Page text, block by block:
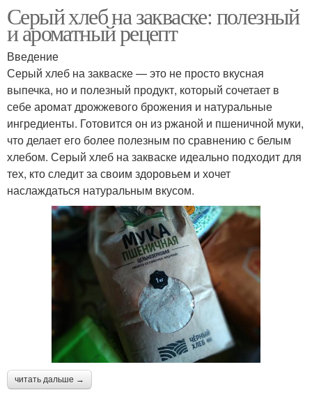
Серый хлеб на закваске: полезный
и ароматный рецепт
Введение
Серый хлеб на закваске — это не просто вкусная
выпечка, но и полезный продукт, который сочетает в
себе аромат дрожжевого брожения и натуральные
ингредиенты. Готовится он из ржаной и пшеничной муки,
что делает его более полезным по сравнению с белым
хлебом. Серый хлеб на закваске идеально подходит для
тех, кто следит за своим здоровьем и хочет
наслаждаться натуральным вкусом.
читать дальше →